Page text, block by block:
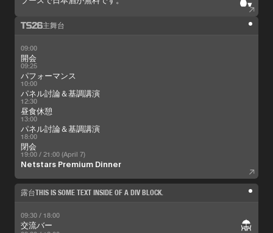
露台THIS IS SOME TEXT INSIDE OF A DIV BLOCK.
09:30 / 18:00
交流バー
主舞台
09:00
開会
09:25
パフォーマンス
10:00
パネル討論＆基調講演
12:30
昼食休憩
13:00
パネル討論＆基調講演
18:00
閉会
19:00 / 21:00 (April 7)
Netstars Premium Dinner